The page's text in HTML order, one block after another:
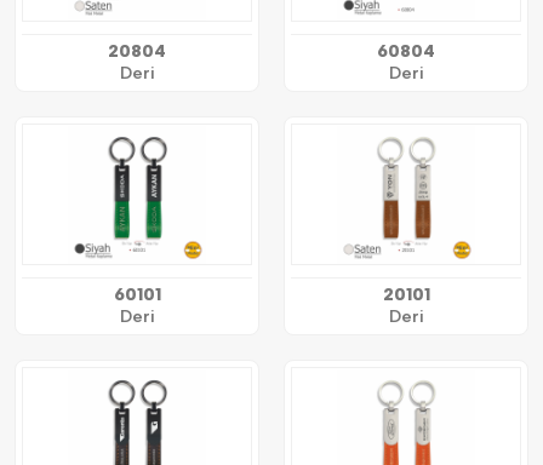
20804
Deri
60804
Deri
60101
Deri
20101
Deri